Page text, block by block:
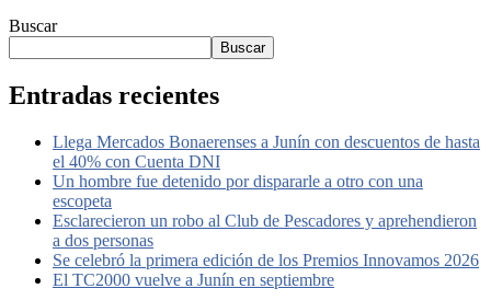
Buscar
Buscar
Entradas recientes
Llega Mercados Bonaerenses a Junín con descuentos de hasta
el 40% con Cuenta DNI
Un hombre fue detenido por dispararle a otro con una
escopeta
Esclarecieron un robo al Club de Pescadores y aprehendieron
a dos personas
Se celebró la primera edición de los Premios Innovamos 2026
El TC2000 vuelve a Junín en septiembre